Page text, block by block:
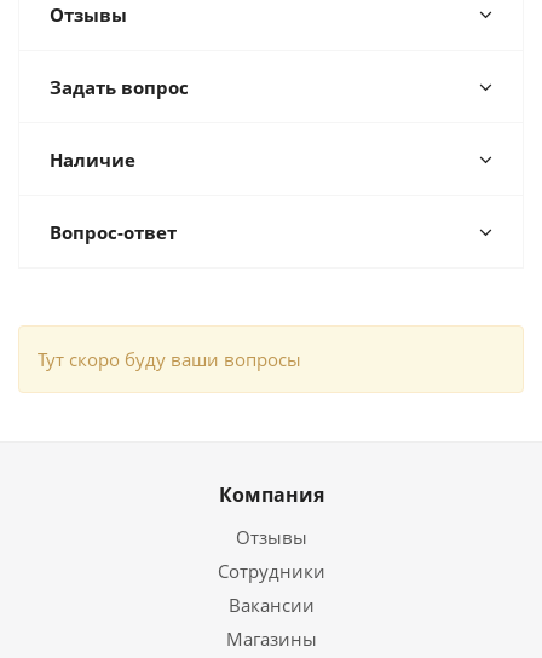
Отзывы
Задать вопрос
Наличие
Вопрос-ответ
Тут скоро буду ваши вопросы
Компания
Отзывы
Сотрудники
Вакансии
Магазины